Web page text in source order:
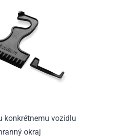
konkrétnemu vozidlu
okraj